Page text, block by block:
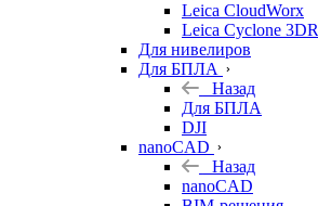
Leica CloudWorx
Leica Cyclone 3DR
Для нивелиров
Для БПЛА
Назад
Для БПЛА
DJI
nanoCAD
Назад
nanoCAD